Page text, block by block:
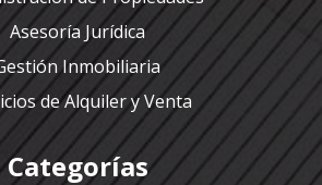
Asesoría Jurídica
Inmobiliaria
de Alquiler y Venta
Categorías